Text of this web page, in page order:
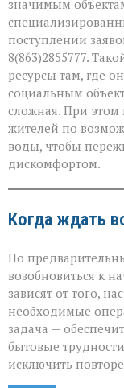
значимым
поступлении
8(863)2855777.
ресурсы там, где
социальным
сложная. При
жителей по
воды, чтобы
дискомфортом.
Когда ждать
По
возобновиться к
зависят от того,
необходимые
задача —
бытовые
исключить